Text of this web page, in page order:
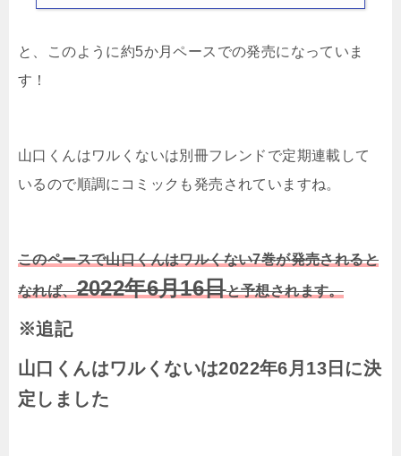
と、このように約5か月ペースでの発売になっていま
す！
山口くんはワルくないは別冊フレンドで定期連載して
いるので順調にコミックも発売されていますね。
このペースで山口くんはワルくない7巻が発売されると
なれば、2022年6月16日と予想されます。
※追記
山口くんはワルくないは2022年6月13日に決
定しました